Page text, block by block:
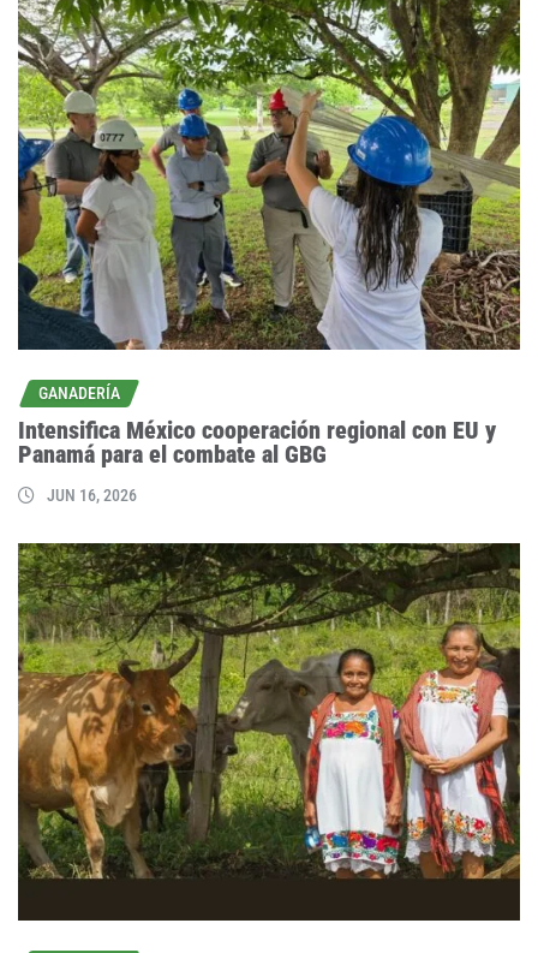
GANADERÍA
Intensifica México cooperación regional con EU y
Panamá para el combate al GBG
JUN 16, 2026